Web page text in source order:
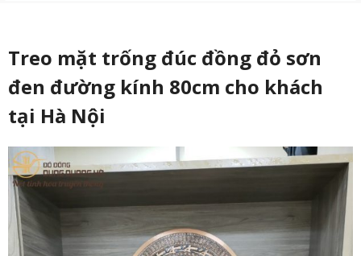
Treo mặt trống đúc đồng đỏ sơn
đen đường kính 80cm cho khách
tại Hà Nội